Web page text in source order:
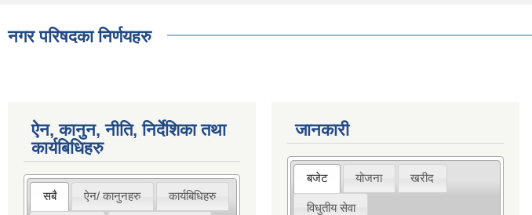
नगर परिषदका निर्णयहरु
ऐन, कानुन, नीति, निर्देशिका तथा
कार्यबिधिहरु
सबै ऐन/ कानुनहरु कार्यबिधिहरु
जानकारी
बजेट योजना खरीद
विधुतीय सेवा